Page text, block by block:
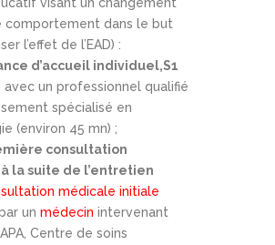
visant un changement
comportement dans le but
l’effet de l’EAD) :
d’accueil individuel,S1
avec un professionnel qualifié
spécialisé en
(environ 45 mn) ;
consultation
la suite de l’entretien
médicale initiale
un médecin intervenant
Centre de soins